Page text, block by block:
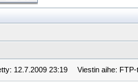
12.7.2009 23:19 Viestin aihe: